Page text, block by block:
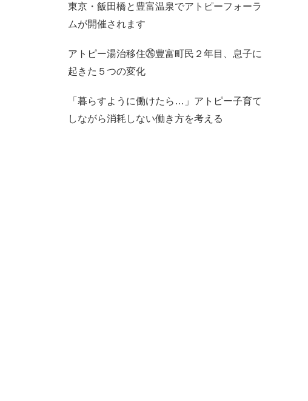
東京・飯田橋と豊富温泉でアトピーフォーラ
ムが開催されます
アトピー湯治移住㉖豊富町民２年目、息子に
起きた５つの変化
「暮らすように働けたら…」アトピー子育て
しながら消耗しない働き方を考える